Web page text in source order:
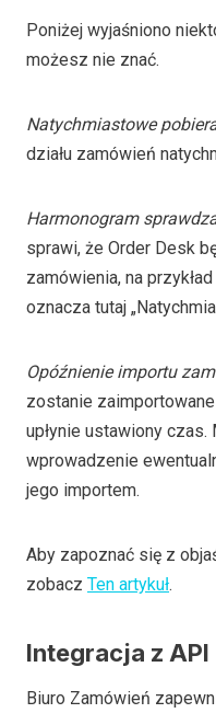
Poniżej wyjaśniono
możesz nie znać.
Natychmiastowe
działu zamówień
Harmonogram
sprawi, że Order Desk
zamówienia, na
oznacza tutaj
Opóźnienie importu
zostanie
upłynie ustawiony
wprowadzenie
jego importem.
Aby zapoznać się z
zobacz Ten artykuł.
Integracja z API
Biuro Zamówień